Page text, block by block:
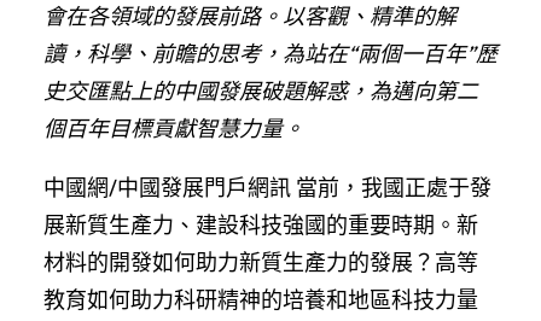
會在各領域的發展前路。以客觀、精準的解
讀，科學、前瞻的思考，為站在“兩個一百年”歷
史交匯點上的中國發展破題解惑，為邁向第二
個百年目標貢獻智慧力量。
中國網/中國發展門戶網訊 當前，我國正處于發
展新質生產力、建設科技強國的重要時期。新
材料的開發如何助力新質生產力的發展？高等
教育如何助力科研精神的培養和地區科技力量